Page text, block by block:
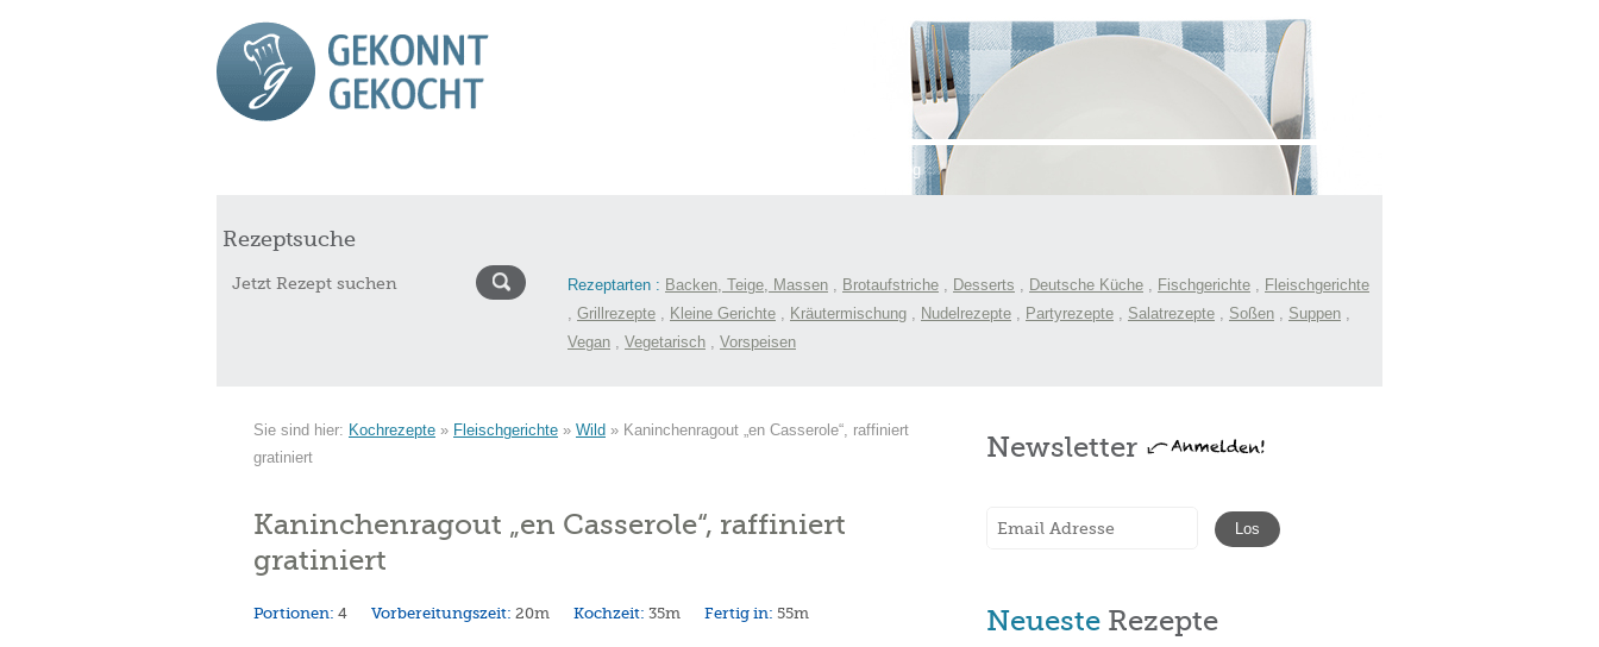
Blog
Rezeptsuche
Rezeptarten : Backen, Teige, Massen , Brotaufstriche , Desserts , Deutsche Küche , Fischgerichte , Fleischgerichte
, Grillrezepte , Kleine Gerichte , Kräutermischung , Nudelrezepte , Partyrezepte , Salatrezepte , Soßen , Suppen ,
Vegan , Vegetarisch , Vorspeisen
Sie sind hier: Kochrezepte » Fleischgerichte » Wild » Kaninchenragout „en Casserole“, raffiniert
gratiniert
Kaninchenragout „en Casserole“, raffiniert
gratiniert
Portionen: 4 Vorbereitungszeit: 20m Kochzeit: 35m Fertig in: 55m
Newsletter
Neueste Rezepte